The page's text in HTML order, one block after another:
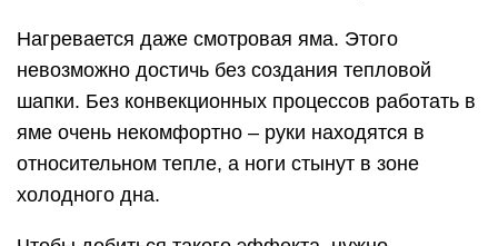
Нагревается даже смотровая яма. Этого
невозможно достичь без создания тепловой
шапки. Без конвекционных процессов работать в
яме очень некомфортно – руки находятся в
относительном тепле, а ноги стынут в зоне
холодного дна.